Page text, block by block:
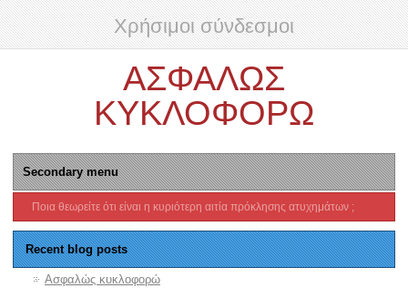
Χρήσιμοι σύνδεσμοι
ΑΣΦΑΛΩΣ
ΚΥΚΛΟΦΟΡΩ
Secondary menu
Ποια θεωρείτε ότι είναι η κυριότερη αιτία πρόκλησης ατυχημάτων ;
Recent blog posts
Ασφαλώς κυκλοφορώ